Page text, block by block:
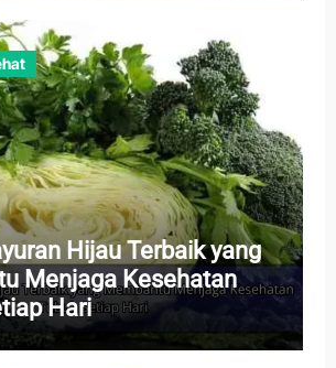
Hijau Terbaik yang
Menjaga Kesehatan
Hari